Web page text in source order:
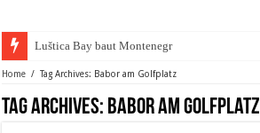
Luštica Bay baut Montenegros er
Home / Tag Archives: Babor am Golfplatz
Tag Archives: Babor am Golfplatz